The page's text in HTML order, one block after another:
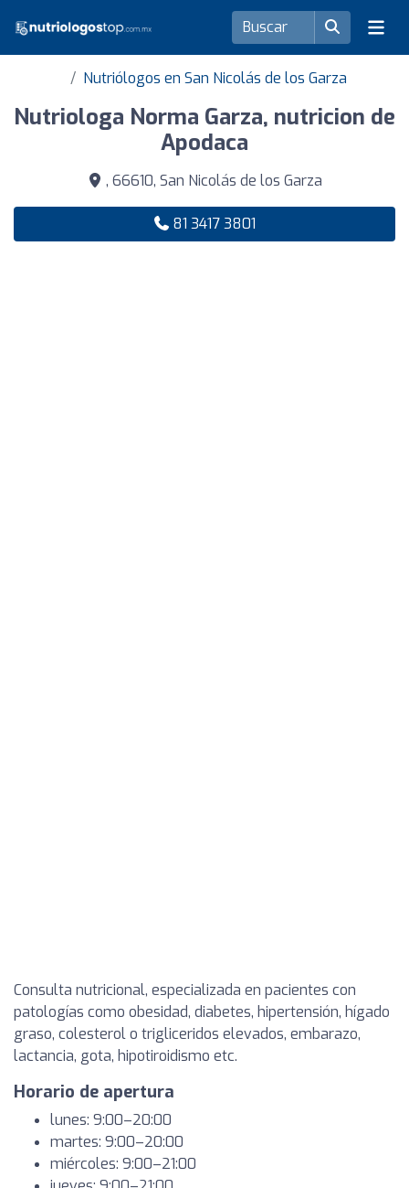
Nutriólogos en San Nicolás de los Garza
Nutriologa Norma Garza, nutricion de
Apodaca
, 66610, San Nicolás de los Garza
81 3417 3801
Consulta nutricional, especializada en pacientes con
patologías como obesidad, diabetes, hipertensión, hígado
graso, colesterol o trigliceridos elevados, embarazo,
lactancia, gota, hipotiroidismo etc.
Horario de apertura
lunes: 9:00–20:00
martes: 9:00–20:00
miércoles: 9:00–21:00